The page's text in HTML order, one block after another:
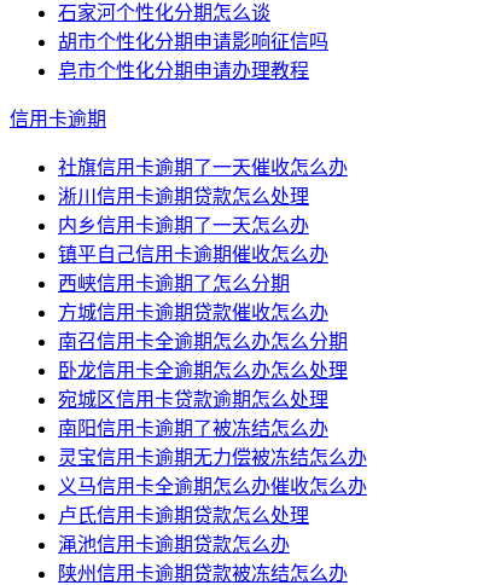
石家河个性化分期怎么谈
胡市个性化分期申请影响征信吗
皂市个性化分期申请办理教程
信用卡逾期
社旗信用卡逾期了一天催收怎么办
淅川信用卡逾期贷款怎么处理
内乡信用卡逾期了一天怎么办
镇平自己信用卡逾期催收怎么办
西峡信用卡逾期了怎么分期
方城信用卡逾期贷款催收怎么办
南召信用卡全逾期怎么办怎么分期
卧龙信用卡全逾期怎么办怎么处理
宛城区信用卡贷款逾期怎么处理
南阳信用卡逾期了被冻结怎么办
灵宝信用卡逾期无力偿被冻结怎么办
义马信用卡全逾期怎么办催收怎么办
卢氏信用卡逾期贷款怎么处理
渑池信用卡逾期贷款怎么办
陕州信用卡逾期贷款被冻结怎么办